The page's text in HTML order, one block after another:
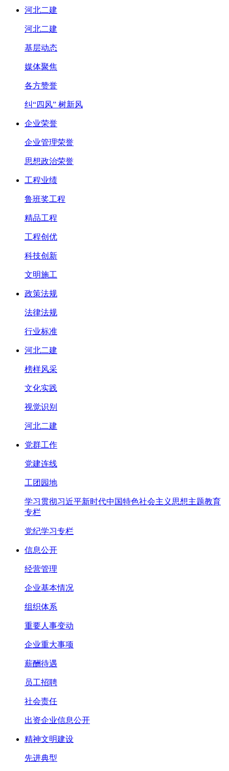
河北二建
河北二建
基层动态
媒体聚焦
各方赞誉
纠“四风” 树新风
企业荣誉
企业管理荣誉
思想政治荣誉
工程业绩
鲁班奖工程
精品工程
工程创优
科技创新
文明施工
政策法规
法律法规
行业标准
河北二建
榜样风采
文化实践
视觉识别
河北二建
党群工作
党建连线
工团园地
学习贯彻习近平新时代中国特色社会主义思想主题教育
专栏
党纪学习专栏
信息公开
经营管理
企业基本情况
组织体系
重要人事变动
企业重大事项
薪酬待遇
员工招聘
社会责任
出资企业信息公开
精神文明建设
先进典型